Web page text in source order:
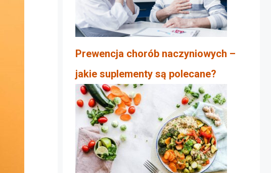
Prewencja chorób naczyniowych –
jakie suplementy są polecane?